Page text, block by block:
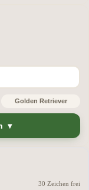
Golden Retriever
30 Zeichen frei